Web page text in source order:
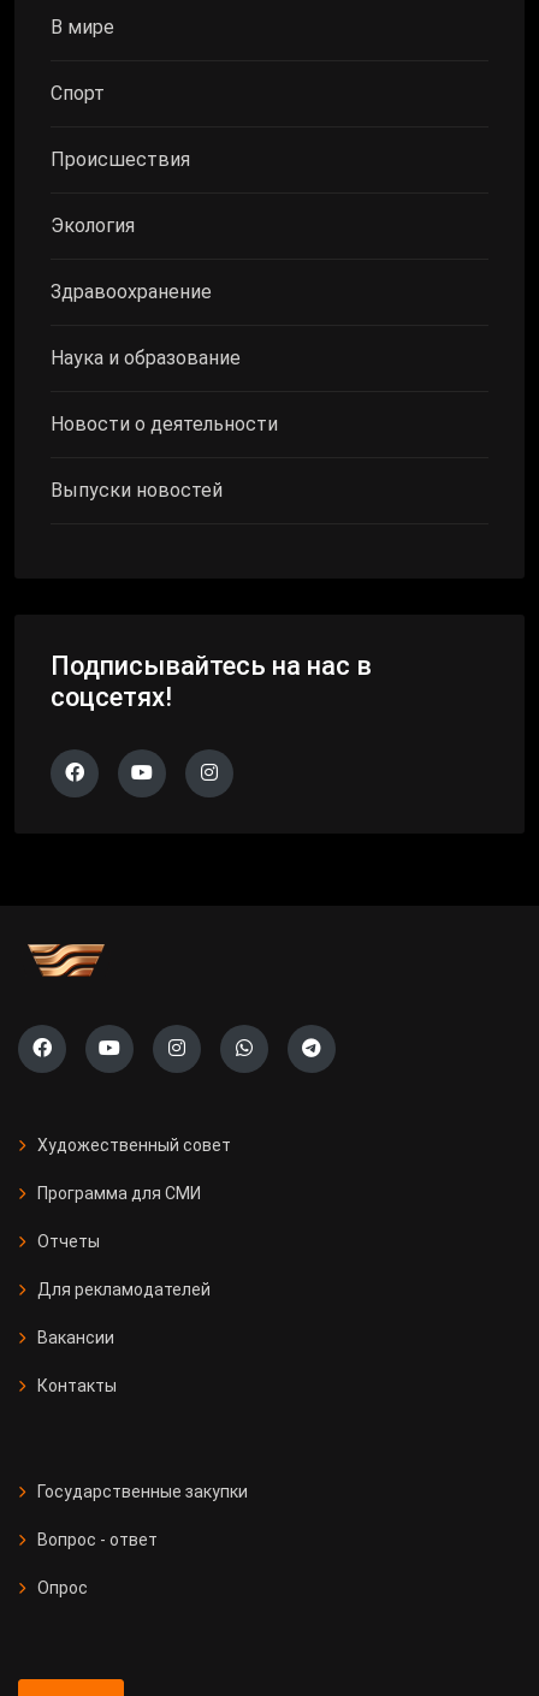
В мире
Спорт
Происшествия
Экология
Здравоохранение
Наука и образование
Новости о деятельности
Выпуски новостей
Подписывайтесь на нас в
соцсетях!
Художественный совет
Программа для СМИ
Отчеты
Для рекламодателей
Вакансии
Контакты
Государственные закупки
Вопрос - ответ
Опрос